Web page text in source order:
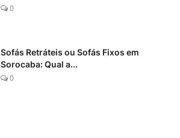
0
Sofás Retráteis ou Sofás Fixos em
Sorocaba: Qual a...
0